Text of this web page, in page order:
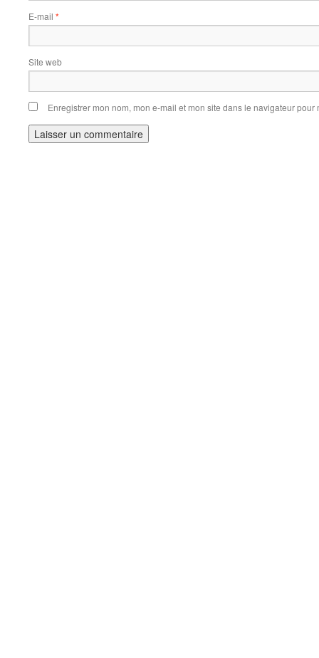
E-mail *
Site web
Enregistrer mon nom, mon e-mail et mon site dans le navigateur